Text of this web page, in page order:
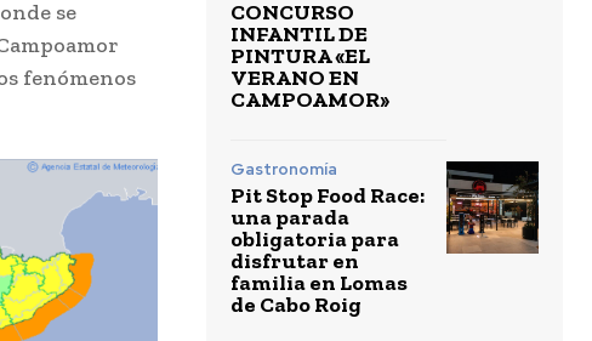
se
fenómenos
CONCURSO
INFANTIL DE
PINTURA «EL
VERANO EN
CAMPOAMOR»
Gastronomía
Pit Stop Food Race:
una parada
obligatoria para
disfrutar en
familia en Lomas
de Cabo Roig